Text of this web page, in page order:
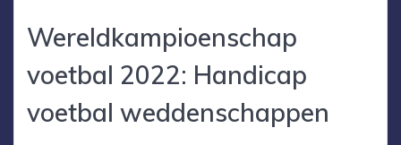
Wereldkampioenschap
voetbal 2022: Handicap
voetbal weddenschappen